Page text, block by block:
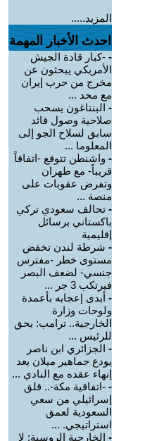
المزيد.....
احدث الأخبار المهمة
- -كبار قادة الجيش
الأمريكي يبحثون عن
مخرج من حرب إيران
مع محد ...
- البنتاغون يسحب
صلاحية وصول قائد
سابق لسلاح الجو إلى
المعلوما ...
- واشنطن تتوقع -اتفاقاً
قريباً- مع طهران
وتفرض عقوبات على
منصة ...
- تحالف سعودي تركي
باكستاني برسائل
إقليمية
- شرطة لندن تخفض
مستوى خطر -مفترس
جنسي- لضعف البصر
فيرتكب 3 جر ...
- أبدى إعجابه بأعمدة
ولوحات وزارة
الخارجية.. ترامب: يحق
للرئيس ...
- الجزائري ابن ناصر
يودع جماهير ميلان بعد
إنهاء عقده مع النادي ...
- -اتفاقية مكة-.. قلق
إسرائيلي من سعي
السعودية لعمق
استراتيجي. ...
- الخارجية الروسية: لا